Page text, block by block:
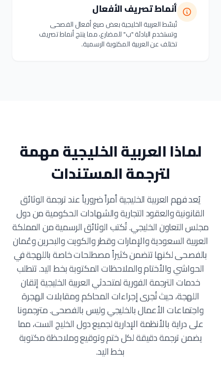
أنماط تصريف الأفعال
تُبسّط العربية الخليجية بعض صيغ أفعال الفصحى
وتستخدم البادئة "ب" للمضارع، مما ينتج أنماط تصريف
تختلف عن العربية المكتوبة الرسمية.
لماذا العربية الخليجية مهمة
لترجمة المستندات
يُعد فهم العربية الخليجية أمراً ضرورياً عند ترجمة الوثائق
القانونية والعقود التجارية والشهادات الحكومية من دول
مجلس التعاون الخليجي. تُكتب الوثائق الرسمية من المملكة
العربية السعودية والإمارات وقطر والكويت والبحرين وعُمان
بالفصحى لكنها تتضمن كثيراً مصطلحات خاصة باللهجة في
الحواشي والأختام والملاحظات المكتوبة بخط اليد. تتطلب
خدمات الترجمة الفورية لمتحدثي العربية الخليجية إتقان
اللهجة، حيث تُجرى إجراءات المحاكم ومقابلات الهجرة
واجتماعات الأعمال بالخليجي وليس بالفصحى. مترجمونا
على دراية بالأنظمة الإدارية لجميع دول الخليج الست، مما
يضمن ترجمة دقيقة لكل ختم وتوقيع وملاحظة مكتوبة
بخط اليد.